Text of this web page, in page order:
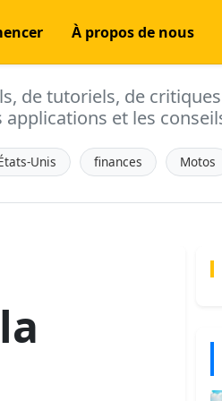
À propos de nous
de tutoriels, de
et les
Unis finances Motos